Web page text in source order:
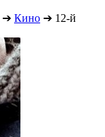
➔ Кино ➔ 12-й